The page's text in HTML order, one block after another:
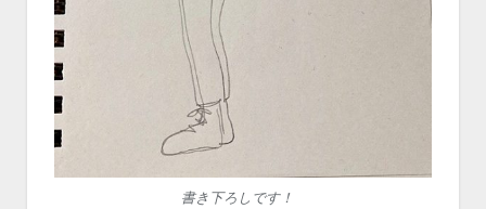
書き下ろしです！